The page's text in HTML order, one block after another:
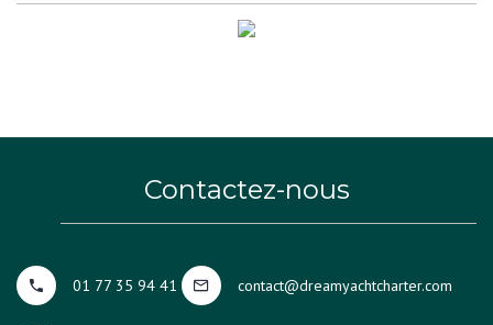
Contactez-nous
01 77 35 94 41 contact@dreamyachtcharter.com